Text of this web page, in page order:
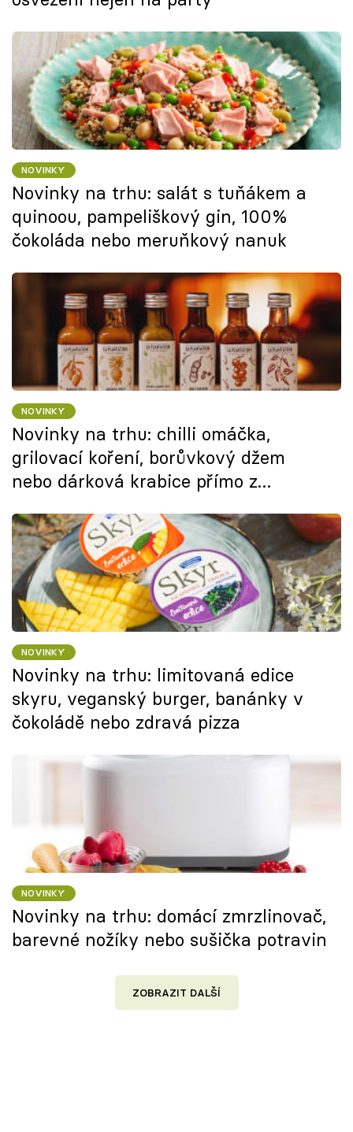
NOVINKY
Novinky na trhu: salát s tuňákem a
quinoou, pampeliškový gin, 100%
čokoláda nebo meruňkový nanuk
NOVINKY
Novinky na trhu: chilli omáčka,
grilovací koření, borůvkový džem
nebo dárková krabice přímo z
NOVINKY
Novinky na trhu: limitovaná edice
skyru, veganský burger, banánky v
čokoládě nebo zdravá pizza
NOVINKY
Novinky na trhu: domácí zmrzlinovač,
barevné nožíky nebo sušička potravin
ZOBRAZIT DALŠÍ